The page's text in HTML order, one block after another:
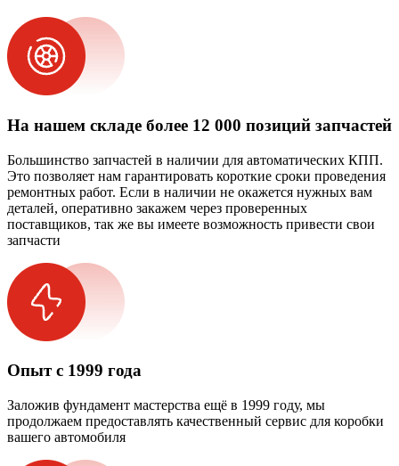
На нашем складе более 12 000 позиций запчастей
Большинство запчастей в наличии для автоматических КПП.
Это позволяет нам гарантировать короткие сроки проведения
ремонтных работ. Если в наличии не окажется нужных вам
деталей, оперативно закажем через проверенных
поставщиков, так же вы имеете возможность привести свои
запчасти
Опыт с 1999 года
Заложив фундамент мастерства ещё в 1999 году, мы
продолжаем предоставлять качественный сервис для коробки
вашего автомобиля